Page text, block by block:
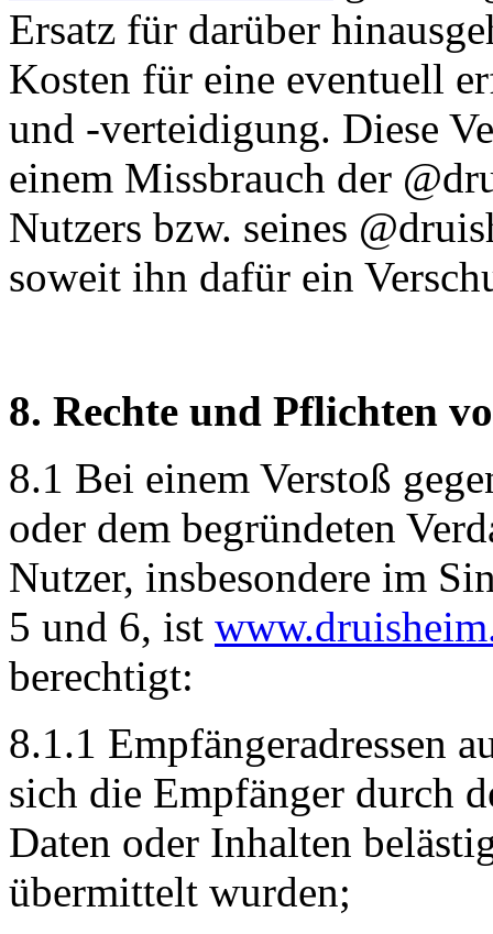
Ersatz für darüber
Kosten für eine eventuell
und -verteidigung. Diese
einem Missbrauch der
Nutzers bzw. seines
soweit ihn dafür ein
8. Rechte und Pflichten
8.1 Bei einem Verstoß
oder dem begründeten
Nutzer, insbesondere im
5 und 6, ist
berechtigt:
8.1.1 Empfängeradressen
sich die Empfänger durch
Daten oder Inhalten
übermittelt wurden;